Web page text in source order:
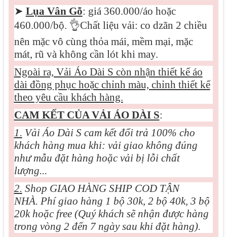
➤ Lụa Vân Gỗ: giá 360.000/áo hoặc
460.000/bộ. 👌Chất liệu vải: co dzãn 2 chiều
nên mặc vô cùng thỏa mái, mềm mại, mặc
mát, rũ và không cần lót khi may.
Ngoài ra, Vải Áo Dài S còn nhận thiết kế áo
dài đồng phục hoặc chỉnh màu, chỉnh thiết kế
theo yêu cầu khách hàng.
CAM KẾT CỦA VẢI ÁO DÀI S:
1. Vải Áo Dài S cam kết đổi trả 100% cho
khách hàng mua khi: vải giao không đúng
như mẫu đặt hàng hoặc vải bị lỗi chất
lượng...
2. Shop GIAO HÀNG SHIP COD TẬN
NHÀ. Phí giao hàng 1 bộ 30k, 2 bộ 40k, 3 bộ
20k hoặc free (Quý khách sẽ nhận được hàng
trong vòng 2 đến 7 ngày sau khi đặt hàng).